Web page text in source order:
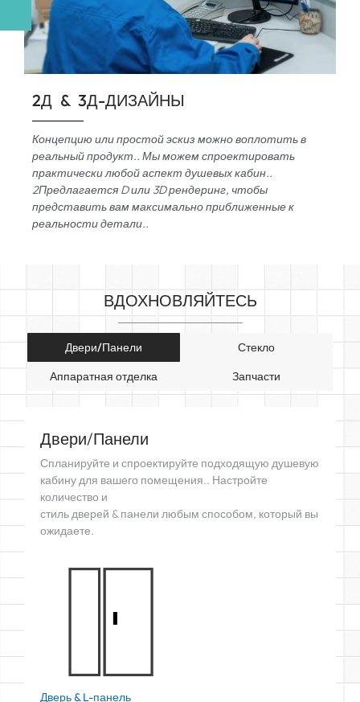
2Д & 3Д-ДИЗАЙНЫ
Концепцию или простой эскиз можно воплотить в
реальный продукт.. Мы можем спроектировать
практически любой аспект душевых кабин..
2Предлагается D или 3D рендеринг, чтобы
представить вам максимально приближенные к
реальности детали..
ВДОХНОВЛЯЙТЕСЬ
Двери/Панели
Стекло
Аппаратная отделка
Запчасти
Двери/Панели
Спланируйте и спроектируйте подходящую душевую
кабину для вашего помещения.. Настройте
количество и
стиль дверей & панели любым способом, который вы
ожидаете.
Дверь & L-панель